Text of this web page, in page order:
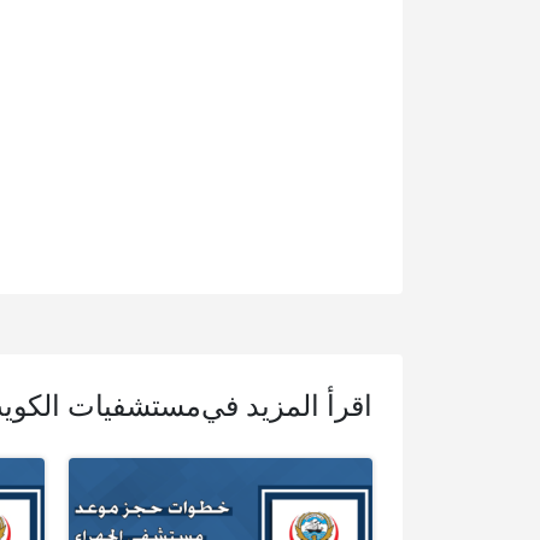
اقرأ المزيد فيمستشفيات